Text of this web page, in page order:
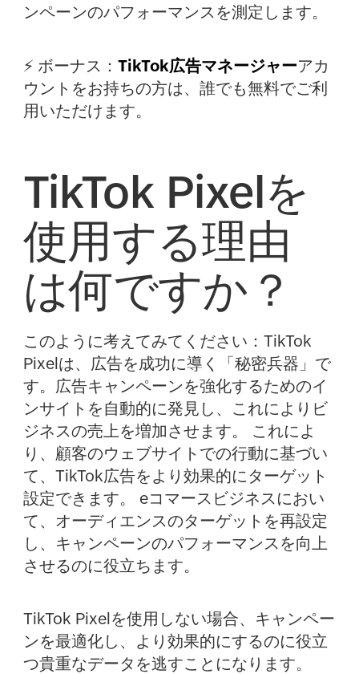
ンペーンのパフォーマンスを測定します。
⚡️ ボーナス： TikTok広告マネージャーアカ
ウントをお持ちの方は、誰でも無料でご利
用いただけます。
TikTok Pixelを
使用する理由
は何ですか？
このように考えてみてください：TikTok
Pixelは、広告を成功に導く「秘密兵器」で
す。広告キャンペーンを強化するためのイ
ンサイトを自動的に発見し、これによりビ
ジネスの売上を増加させます。 これによ
り、顧客のウェブサイトでの行動に基づい
て、TikTok広告をより効果的にターゲット
設定できます。 eコマースビジネスにおい
て、オーディエンスのターゲットを再設定
し、キャンペーンのパフォーマンスを向上
させるのに役立ちます。
TikTok Pixelを使用しない場合、キャンペー
ンを最適化し、より効果的にするのに役立
つ貴重なデータを逃すことになります。